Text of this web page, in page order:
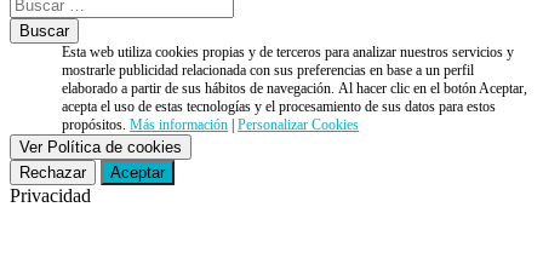
Esta web utiliza cookies propias y de terceros para analizar nuestros servicios y
mostrarle publicidad relacionada con sus preferencias en base a un perfil
elaborado a partir de sus hábitos de navegación. Al hacer clic en el botón Aceptar,
acepta el uso de estas tecnologías y el procesamiento de sus datos para estos
propósitos.Más información |Personalizar Cookies
Ver Política de cookies
Rechazar
Aceptar
Privacidad